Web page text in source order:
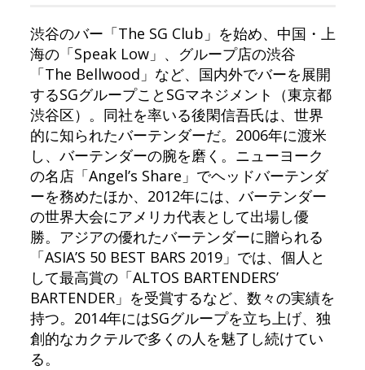
渋谷のバー「The SG Club」を始め、中国・上
海の「Speak Low」、グループ店の渋谷
「The Bellwood」など、国内外でバーを展開
するSGグループことSGマネジメント（東京都
渋谷区）。同社を率いる後閑信吾氏は、世界
的に知られたバーテンダーだ。2006年に渡米
し、バーテンダーの腕を磨く。ニューヨーク
の名店「Angel’s Share」でヘッドバーテンダ
ーを務めたほか、2012年には、バーテンダー
の世界大会にアメリカ代表として出場し優
勝。アジアの優れたバーテンダーに贈られる
「ASIA’S 50 BEST BARS 2019」では、個人と
して最高賞の「ALTOS BARTENDERS’
BARTENDER」を受賞するなど、数々の実績を
持つ。2014年にはSGグループを立ち上げ、独
創的なカクテルで多くの人を魅了し続けてい
る。